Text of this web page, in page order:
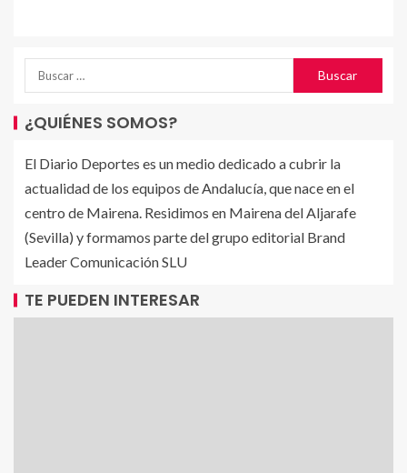
¿QUIÉNES SOMOS?
El Diario Deportes es un medio dedicado a cubrir la
actualidad de los equipos de Andalucía, que nace en el
centro de Mairena. Residimos en Mairena del Aljarafe
(Sevilla) y formamos parte del grupo editorial Brand
Leader Comunicación SLU
TE PUEDEN INTERESAR